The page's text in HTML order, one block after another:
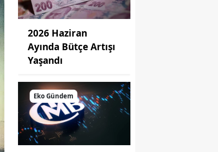
2026 Haziran
Ayında Bütçe Artışı
Yaşandı
Eko Gündem